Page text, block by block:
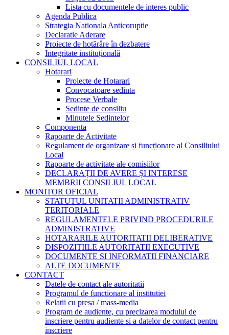
Lista cu documentele de interes public
Agenda Publica
Strategia Nationala Anticoruptie
Declaratie Aderare
Proiecte de hotărâre în dezbatere
Integritate instituțională
CONSILIUL LOCAL
Hotarari
Proiecte de Hotarari
Convocatoare sedinta
Procese Verbale
Sedinte de consiliu
Minutele Sedintelor
Componenta
Rapoarte de Activitate
Regulament de organizare și funcționare al Consiliului
Local
Rapoarte de activitate ale comisiilor
DECLARAȚII DE AVERE ȘI INTERESE
MEMBRII CONSILIUL LOCAL
MONITOR OFICIAL
STATUTUL UNITATII ADMINISTRATIV
TERITORIALE
REGULAMENTELE PRIVIND PROCEDURILE
ADMINISTRATIVE
HOTARARILE AUTORITATII DELIBERATIVE
DISPOZITIILE AUTORITATII EXECUTIVE
DOCUMENTE SI INFORMATII FINANCIARE
ALTE DOCUMENTE
CONTACT
Datele de contact ale autoritatii
Programul de functionare al institutiei
Relatii cu presa / mass-media
Program de audiente, cu precizarea modului de
inscriere pentru audiente si a datelor de contact pentru
inscriere